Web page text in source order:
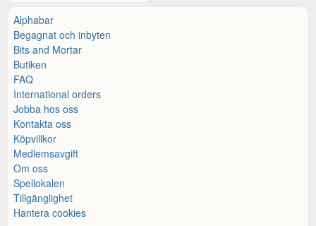
Alphabar
Begagnat och inbyten
Bits and Mortar
Butiken
FAQ
International orders
Jobba hos oss
Kontakta oss
Köpvillkor
Medlemsavgift
Om oss
Spellokalen
Tillgänglighet
Hantera cookies